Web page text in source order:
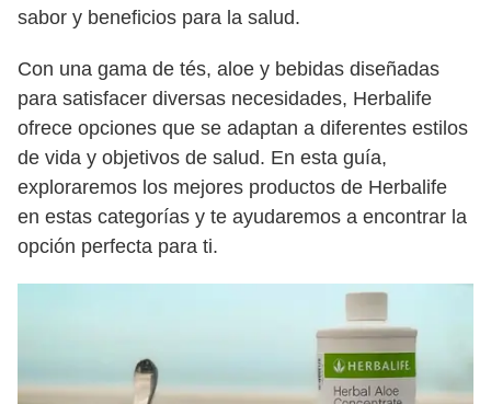
sabor y beneficios para la salud.
Con una gama de tés, aloe y bebidas diseñadas
para satisfacer diversas necesidades, Herbalife
ofrece opciones que se adaptan a diferentes estilos
de vida y objetivos de salud. En esta guía,
exploraremos los mejores productos de Herbalife
en estas categorías y te ayudaremos a encontrar la
opción perfecta para ti.